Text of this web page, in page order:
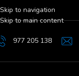
Skip to navigation
Skip to main content
977 205 138